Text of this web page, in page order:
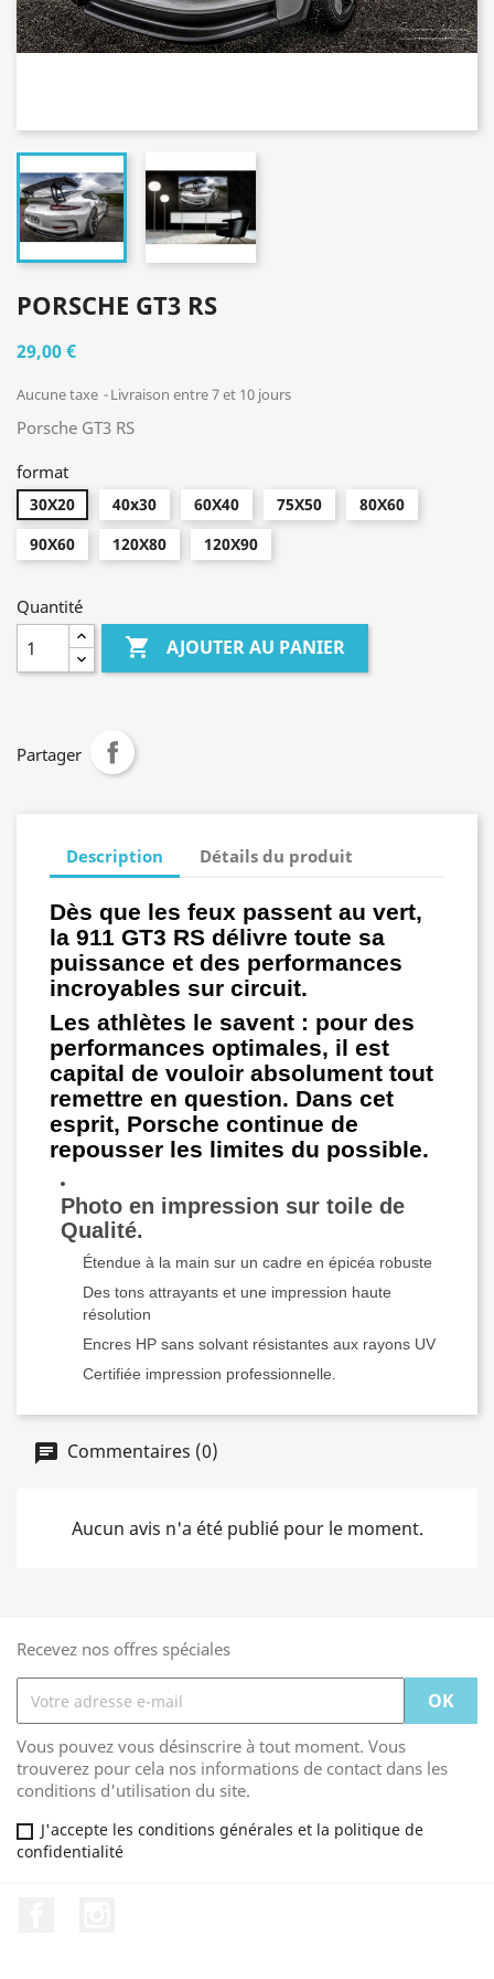
PORSCHE GT3 RS
29,00 €
Aucune taxe Livraison entre 7 et 10 jours
Porsche GT3 RS
format
30X20 40x30 60X40 75X50
80X60
90X60
120X80 120X90
Quantité
 AJOUTER AU PANIER
Partager
Description Détails du produit
Dès que les feux passent au vert,
la 911 GT3 RS délivre toute sa
puissance et des performances
incroyables sur circuit.
Les athlètes le savent : pour des
performances optimales, il est
capital de vouloir absolument tout
remettre en question. Dans cet
esprit, Porsche continue de
repousser les limites du possible.
Photo en impression sur toile de
Qualité.
Étendue à la main sur un cadre en épicéa robuste
Des tons attrayants et une impression haute
résolution
Encres HP sans solvant résistantes aux rayons UV
Certifiée impression professionnelle.
Commentaires (0)
Aucun avis n'a été publié pour le moment.
Recevez nos offres spéciales
Vous pouvez vous désinscrire à tout moment. Vous
trouverez pour cela nos informations de contact dans les
conditions d'utilisation du site.
J'accepte les conditions générales et la politique de
confidentialité